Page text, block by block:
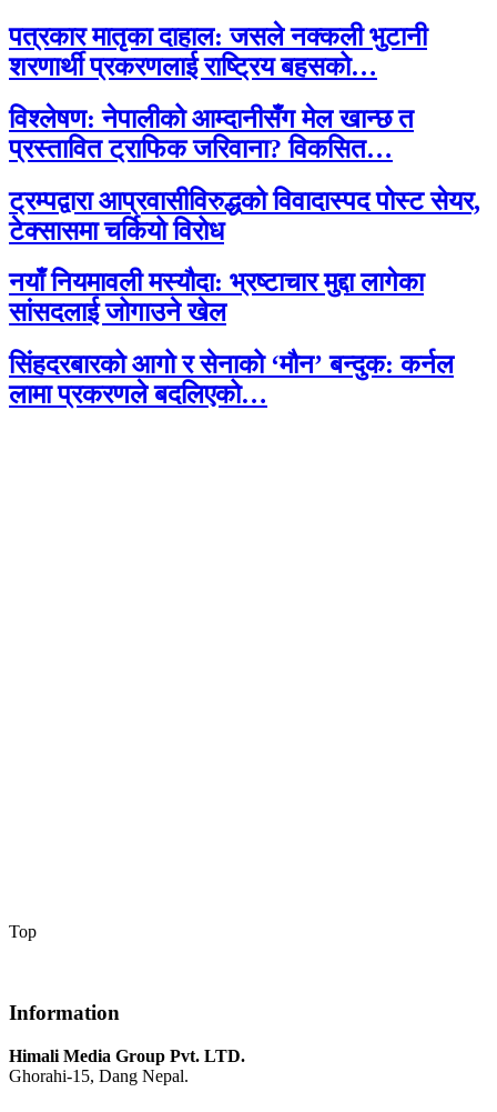
पत्रकार मातृका दाहाल: जसले नक्कली भुटानी
शरणार्थी प्रकरणलाई राष्ट्रिय बहसको…
विश्लेषण: नेपालीको आम्दानीसँग मेल खान्छ त
प्रस्तावित ट्राफिक जरिवाना? विकसित…
ट्रम्पद्वारा आप्रवासीविरुद्धको विवादास्पद पोस्ट सेयर,
टेक्सासमा चर्कियो विरोध
नयाँ नियमावली मस्यौदा: भ्रष्टाचार मुद्दा लागेका
सांसदलाई जोगाउने खेल
सिंहदरबारको आगो र सेनाको ‘मौन’ बन्दुक: कर्नल
लामा प्रकरणले बदलिएको…
Top
Information
Himali Media Group Pvt. LTD.
Ghorahi-15, Dang Nepal.